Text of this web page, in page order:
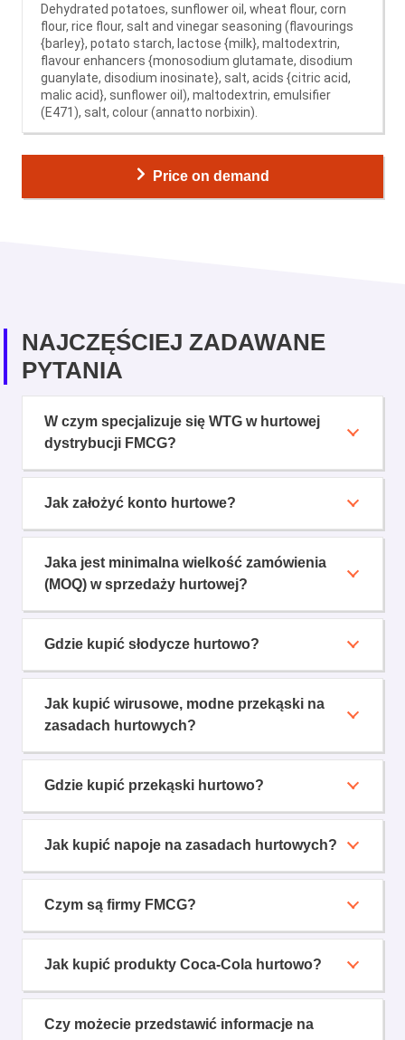
Dehydrated potatoes, sunflower oil, wheat flour, corn
flour, rice flour, salt and vinegar seasoning (flavourings
{barley}, potato starch, lactose {milk}, maltodextrin,
flavour enhancers {monosodium glutamate, disodium
guanylate, disodium inosinate}, salt, acids {citric acid,
malic acid}, sunflower oil), maltodextrin, emulsifier
(E471), salt, colour (annatto norbixin).
Price on demand
NAJCZĘŚCIEJ ZADAWANE
PYTANIA
W czym specjalizuje się WTG w hurtowej
dystrybucji FMCG?
Jak założyć konto hurtowe?
Jaka jest minimalna wielkość zamówienia
(MOQ) w sprzedaży hurtowej?
Gdzie kupić słodycze hurtowo?
Jak kupić wirusowe, modne przekąski na
zasadach hurtowych?
Gdzie kupić przekąski hurtowo?
Jak kupić napoje na zasadach hurtowych?
Czym są firmy FMCG?
Jak kupić produkty Coca-Cola hurtowo?
Czy możecie przedstawić informacje na